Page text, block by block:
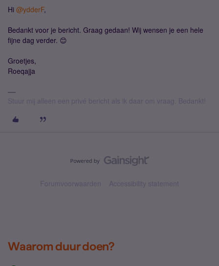
Hi @ydderF,
Bedankt voor je bericht. Graag gedaan! Wij wensen je een hele
fijne dag verder. 😊
Groetjes,
Roeqajja
Stuur mij alleen een privé bericht als ik daar om vraag. Bedankt!
Forumvoorwaarden Accessibility statement
Waarom duur doen?